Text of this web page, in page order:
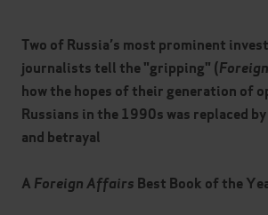
Two of Russia’s most prominent
journalists tell the "gripping" (
how the hopes of their generation of
Russians in the 1990s was replaced
and betrayal
A Foreign Affairs Best Book of the